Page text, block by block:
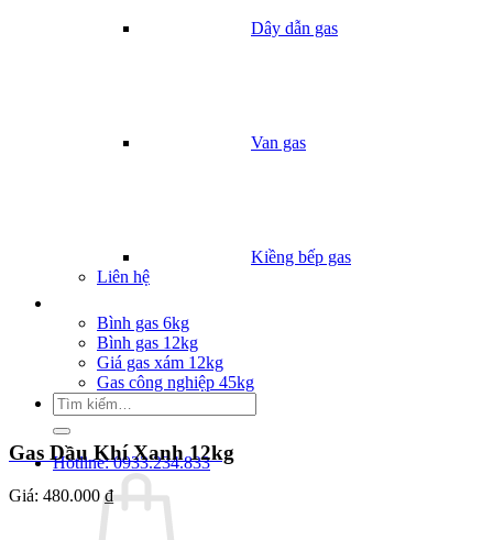
Dây dẫn gas
Van gas
Kiềng bếp gas
Liên hệ
Bình gas 6kg
Bình gas 12kg
Giá gas xám 12kg
Gas công nghiệp 45kg
Tìm
kiếm:
Hotline: 0933.234.833
Gas Dầu Khí Xanh 12kg
Giá: 480.000 ₫